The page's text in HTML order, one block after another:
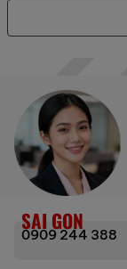
SAI GON
0909 244 388